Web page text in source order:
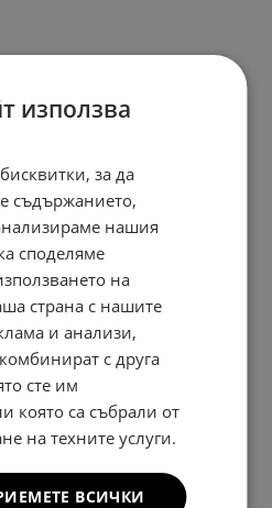
използва
за да
съдържанието,
нашия
споделяме
на
страна с нашите
и анализи,
с друга
сте им
която са събрали от
на техните услуги.
ВСИЧКИ